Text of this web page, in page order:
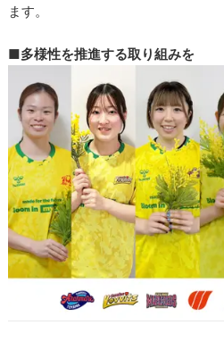
ます。
■多様性を推進する取り組みを